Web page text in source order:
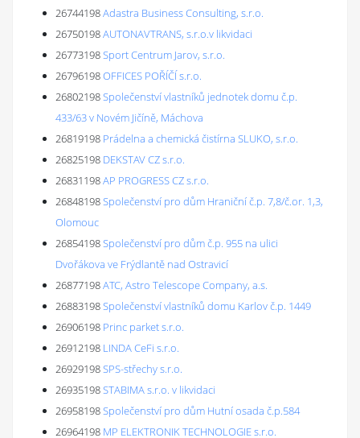
26744198Adastra Business Consulting, s.r.o.
26750198AUTONAVTRANS, s.r.o.v likvidaci
26773198Sport Centrum Jarov, s.r.o.
26796198OFFICES POŘÍČÍ s.r.o.
26802198Společenství vlastníků jednotek domu č.p.
433/63 v Novém Jičíně, Máchova
26819198 Prádelna a chemická čistírna SLUKO, s.r.o.
26825198 DEKSTAV CZ s.r.o.
26831198AP PROGRESS CZ s.r.o.
26848198Společenství pro dům Hraniční č.p. 7,8/č.or. 1,3,
Olomouc
26854198Společenství pro dům č.p. 955 na ulici
Dvořákova ve Frýdlantě nad Ostravicí
26877198ATC, Astro Telescope Company, a.s.
26883198Společenství vlastníků domu Karlov č.p. 1449
26906198 Princ parket s.r.o.
26912198 LINDA CeFi s.r.o.
26929198SPS-střechy s.r.o.
26935198STABIMA s.r.o. v likvidaci
26958198Společenství pro dům Hutní osada č.p.584
26964198 MP ELEKTRONIK TECHNOLOGIE s.r.o.